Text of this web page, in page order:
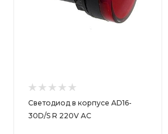
Светодиод в корпусе AD16-
30D/S R 220V AC